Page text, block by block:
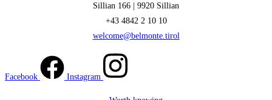
Sillian 166 | 9920 Sillian
+43 4842 2 10 10
welcome@belmonte.tirol
Facebook Instagram